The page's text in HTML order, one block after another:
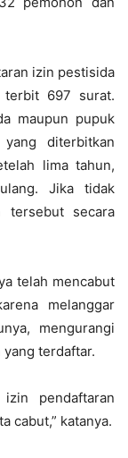
izin pestisida
terbit 697 surat.
maupun pupuk
diterbitkan
lima tahun,
Jika tidak
tersebut secara
telah mencabut
melanggar
mengurangi
terdaftar.
pendaftaran
cabut,” katanya.